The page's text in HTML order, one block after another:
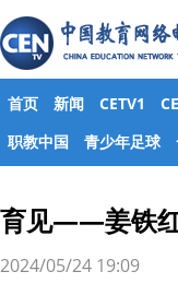
首页 新闻 CETV1
职教中国
青少年足球
育见——姜铁
2024/05/24 19:09